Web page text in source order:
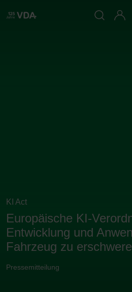
KI Act
Europäische KI-
Entwicklung und
Fahrzeug zu
Pressemitteilung